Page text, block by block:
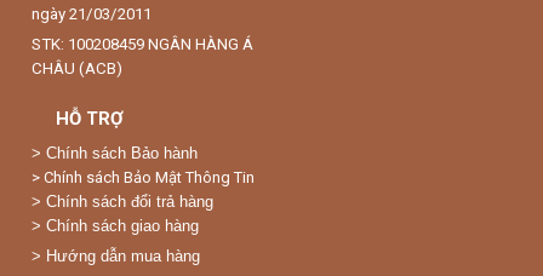
ngày 21/03/2011
STK: 100208459 NGÂN HÀNG Á
CHÂU (ACB)
HỖ TRỢ
> Chính sách Bảo hành
> Chính sách Bảo Mật Thông Tin
> Chính sách đổi trả hàng
> Chính sách giao hàng
> Hướng dẫn mua hàng